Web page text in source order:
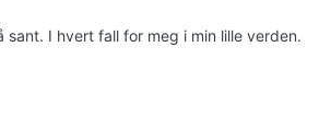
sant. I hvert fall for meg i min lille verden.